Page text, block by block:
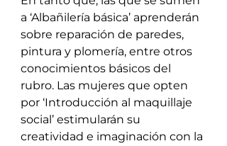
a ‘Albañilería básica’ aprenderán
sobre reparación de paredes,
pintura y plomería, entre otros
conocimientos básicos del
rubro. Las mujeres que opten
por ‘Introducción al maquillaje
social’ estimularán su
creatividad e imaginación con la